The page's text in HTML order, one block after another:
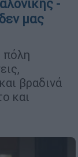
-
μας
πόλη
βραδινά
και